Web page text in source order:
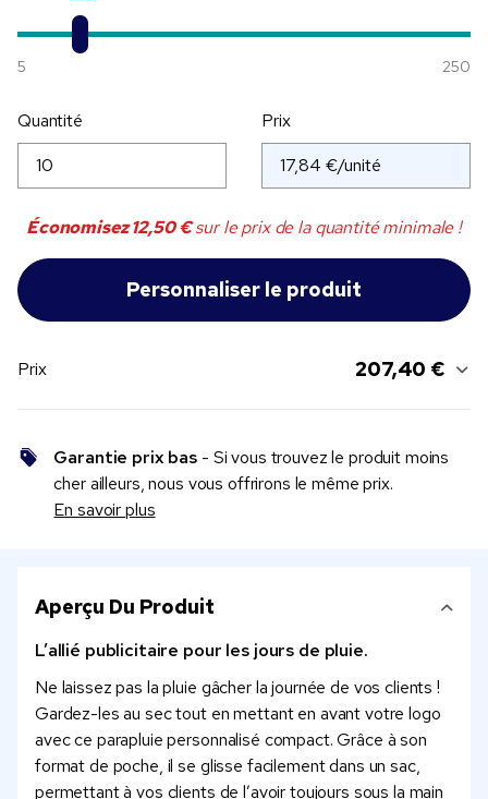
5 250
Quantité Prix
Économisez12,50 €sur le prix de la quantité minimale !
Prix 207,40 €
Garantie prix bas - Si vous trouvez le produit moins
cher ailleurs, nous vous offrirons le même prix.
En savoir plus
Aperçu Du Produit
L’allié publicitaire pour les jours de pluie.
Ne laissez pas la pluie gâcher la journée de vos clients !
Gardez-les au sec tout en mettant en avant votre logo
avec ce parapluie personnalisé compact. Grâce à son
format de poche, il se glisse facilement dans un sac,
permettant à vos clients de l’avoir toujours sous la main